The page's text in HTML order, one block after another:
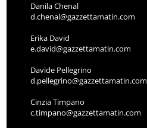
Danila Chenal
d.chenal@gazzettamatin.com
Erika David
e.david@gazzettamatin.com
Davide Pellegrino
d.pellegrino@gazzettamatin.com
Cinzia Timpano
c.timpano@gazzettamatin.com